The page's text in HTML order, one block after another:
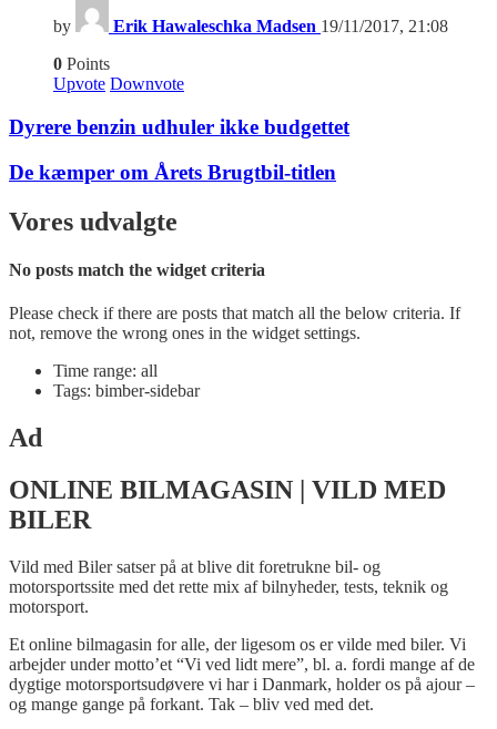
by Erik Hawaleschka Madsen 19/11/2017, 21:08
0 Points
Upvote Downvote
Dyrere benzin udhuler ikke budgettet
De kæmper om Årets Brugtbil-titlen
Vores udvalgte
No posts match the widget criteria
Please check if there are posts that match all the below criteria. If
not, remove the wrong ones in the widget settings.
Time range: all
Tags: bimber-sidebar
Ad
ONLINE BILMAGASIN | VILD MED
BILER
Vild med Biler satser på at blive dit foretrukne bil- og
motorsportssite med det rette mix af bilnyheder, tests, teknik og
motorsport.
Et online bilmagasin for alle, der ligesom os er vilde med biler. Vi
arbejder under motto’et “Vi ved lidt mere”, bl. a. fordi mange af de
dygtige motorsportsudøvere vi har i Danmark, holder os på ajour –
og mange gange på forkant. Tak – bliv ved med det.